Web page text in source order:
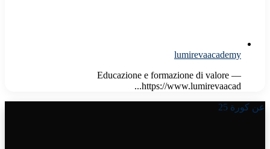
lumirevaacademy
Educazione e formazione di valore —
https://www.lumirevaacad...
عن كورة 25